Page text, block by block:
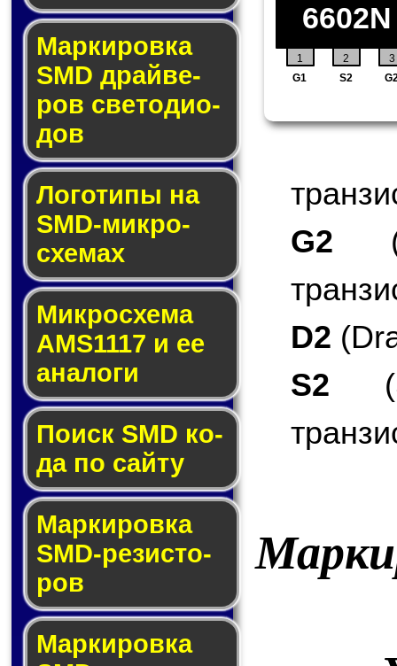
Маркировка
SMD драй­ве­
ров све­то­ди­о­
дов
Логотипы на
SMD-мик­ро­
схе­мах
Микросхема
AMS1117 и ее
ана­ло­ги
Поиск SMD ко­
да по сай­ту
Маркировка
SMD-ре­зис­то­
ров
Маркировка
1 2 3
G1 S2
6602N
G2
D2
S2